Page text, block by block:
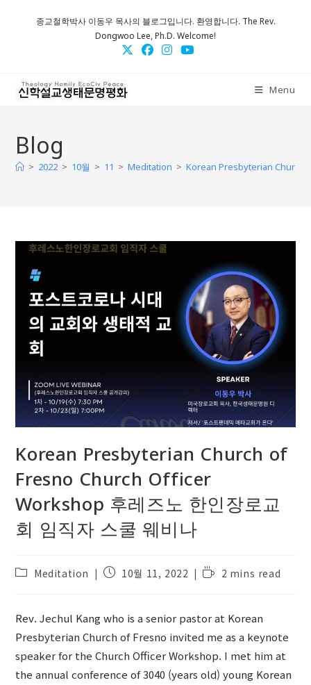
종교철학박사 이동우 목사의 블로그입니다. 환영합니다. The Rev.
Dongwoo Lee, Ph.D. Welcome!
Menu
Blog
> 2022 > 10월 > 11 > Meditation > Korean Presbyterian Church
Korean Presbyterian Church of
Fresno Church Officer
Workshop 후레즈노 한인장로교
회 임직자 스쿨 웨비나
PostMeditation
Post10월 11, 2022
Reading2 mins read
Rev. Jechul Kang who is a senior pastor at Korean
Presbyterian Church of Fresno invited me as a keynote
speaker for the Church Officer Workshop. I met him at
the annual conference of 3040 (years old) young Korean